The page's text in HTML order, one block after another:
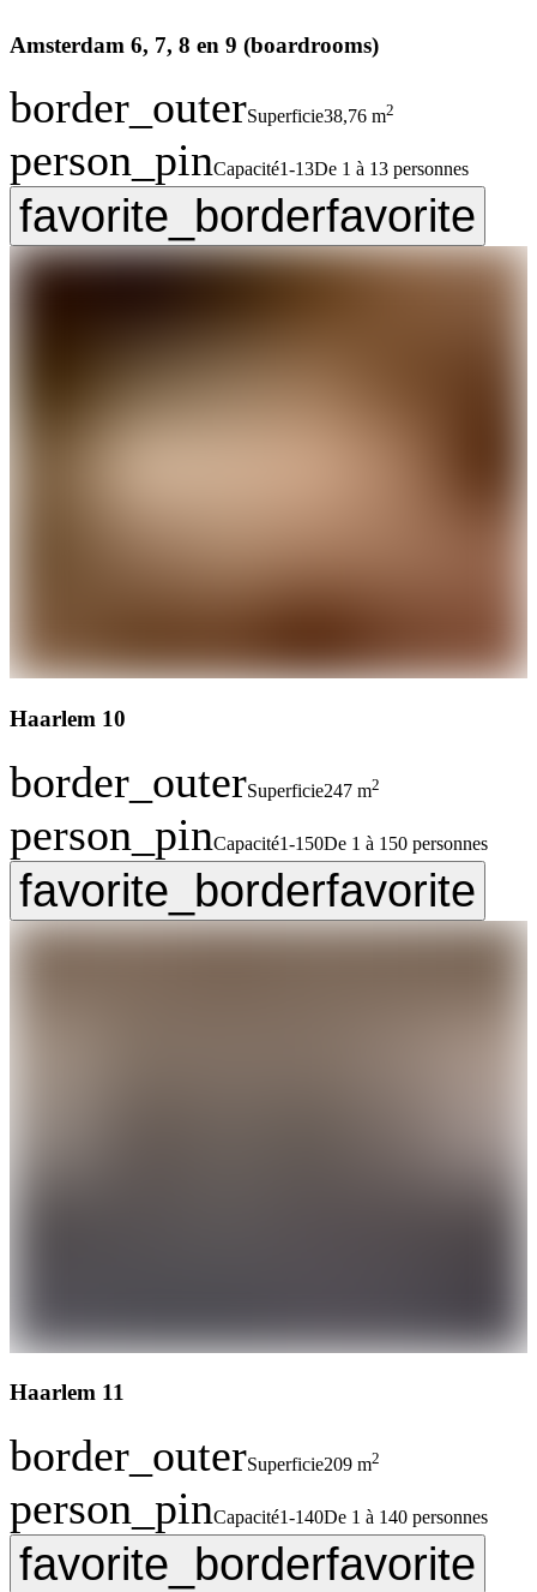
Amsterdam 6, 7, 8 en 9 (boardrooms)
border_outerSuperficie38,76 m2
person_pinCapacité1-13De 1 à 13 personnes
favorite_borderfavorite
Haarlem 10
border_outerSuperficie247 m2
person_pinCapacité1-150De 1 à 150 personnes
favorite_borderfavorite
Haarlem 11
border_outerSuperficie209 m2
person_pinCapacité1-140De 1 à 140 personnes
favorite_borderfavorite